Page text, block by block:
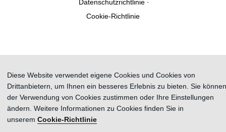
Datenschutzrichtlinie ·
Cookie-Richtlinie
Diese Website verwendet eigene Cookies und Cookies von
Drittanbietern, um Ihnen ein besseres Erlebnis zu bieten. Sie
der Verwendung von Cookies zustimmen oder Ihre Einstellungen
ändern. Weitere Informationen zu Cookies finden Sie in
unseremCookie-Richtlinie